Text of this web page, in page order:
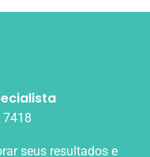
7418
seus resultados e